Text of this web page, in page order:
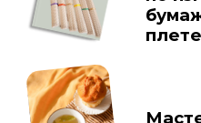
Я сама в ШОКЕ, что
бесплатно 💎
ПРИНЯТЬ